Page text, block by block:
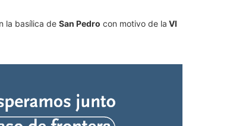
la basílica de San Pedro con motivo de la VI